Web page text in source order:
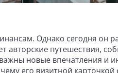
Однако сегодня он
путешествия,
новые впечатления и
его визитной карточкой